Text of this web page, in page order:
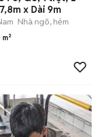
x Dài 9m
Nhà ngõ, hẻm
m²